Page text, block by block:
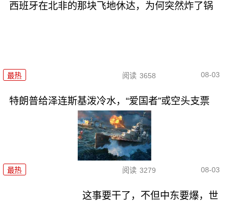
西班牙在北非的那块飞地休达，为何突然炸了锅
最热 阅读 3658 08-03
特朗普给泽连斯基泼冷水，“爱国者”或空头支票
最热 阅读 3279 08-03
这事要干了，不但中东要爆，世